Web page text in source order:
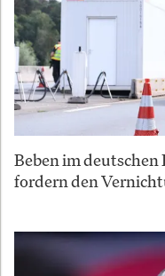
Beben im
fordern den